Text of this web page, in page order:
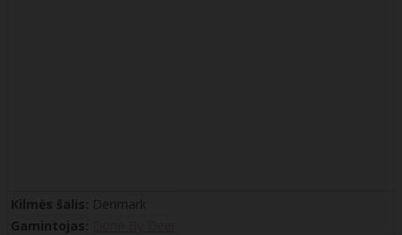
Kilmės šalis: Denmark
Gamintojas: